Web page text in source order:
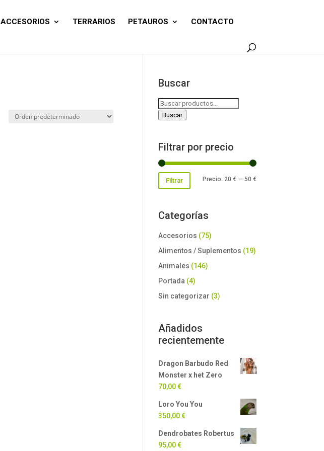
ACCESORIOS TERRARIOS PETAUROS CONTACTO
productos
Buscar
Buscar
por:
Buscar
Filtrar por precio
Precio
Precio
Filtrar Precio: 20 €— 50 €
Categorías
Accesorios (75)
Alimentos / Suplementos (19)
Animales (146)
Portada (4)
Sin categorizar (3)
Añadidos
recientemente
Dragon Barbudo Red
Monster x het Zero
70,00€
Loro You You
350,00€
Dendrobates Robertus
95,00€